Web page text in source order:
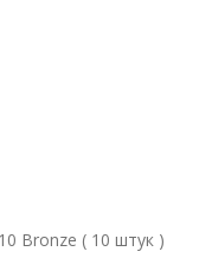
Bronze ( 10 штук )